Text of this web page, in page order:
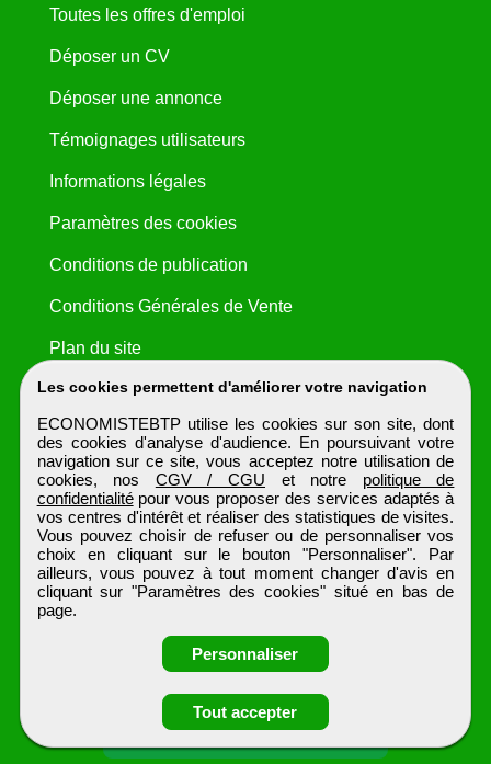
Postulez à l'annonce
Les cookies permettent d'améliorer votre navigation
ECONOMISTEBTP utilise les cookies sur son site, dont
des cookies d'analyse d'audience. En poursuivant votre
navigation sur ce site, vous acceptez notre utilisation de
cookies, nos CGV / CGU et notre politique de
confidentialitépour vous proposer des services adaptés à
vos centres d'intérêt et réaliser des statistiques de visites.
Vous pouvez choisir de refuser ou de personnaliser vos
choix en cliquant sur le bouton "Personnaliser". Par
ailleurs, vous pouvez à tout moment changer d'avis en
cliquant sur "Paramètres des cookies" situé en bas de
page.
Personnaliser
Tout accepter
Toutes les offres d'emploi
Déposer un CV
Déposer une annonce
Témoignages utilisateurs
Informations légales
Paramètres des cookies
Conditions de publication
Conditions Générales de Vente
Plan du site
ECONOMISTEBTP
Tous droits réservés © 1999 - 2026